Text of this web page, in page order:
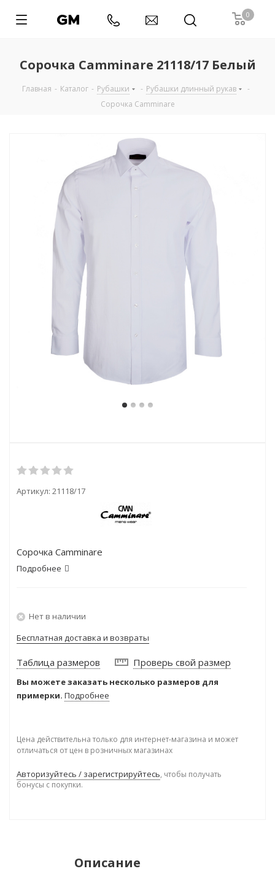
0
Сорочка Camminare 21118/17 Белый
Главная - Каталог - Рубашки - Рубашки длинный рукав
-
Сорочка Camminare
Артикул: 21118/17
Сорочка Camminare
Подробнее
Нет в наличии
Бесплатная доставка и возвраты
Таблица размеров Проверь свой размер
Вы можете заказать несколько размеров для
примерки. Подробнее
Цена действительна только для интернет-магазина и может
отличаться от цен в розничных магазинах
Авторизуйтесь / зарегистрируйтесь, чтобы получать
бонусы с покупки.
Описание